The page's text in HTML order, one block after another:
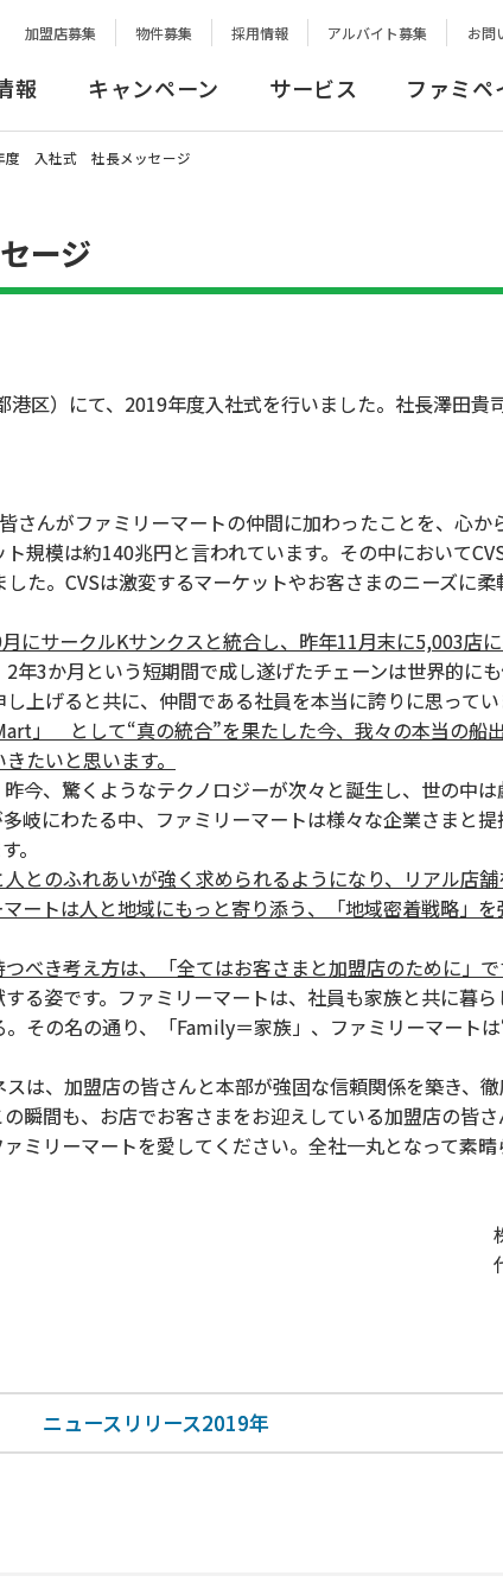
加盟店募集 物件募集 採用情報 アルバイト募集 お問
報 キャンペーン サービス ファミペ
度 入社式 社長メッセージ
ージ
区）にて、2019年度入社式を行いました。社長澤田貴
んがファミリーマートの仲間に加わったことを、心か
規模は約140兆円と言われています。その中において
た。CVSは激変するマーケットやお客さまのニーズに
にサークルKサンクスと統合し、昨年11月末に5,003店
年3か月という短期間で成し遂げたチェーンは世界的に
上げると共に、仲間である社員を本当に誇りに思って
」 として“真の統合”を果たした今、我々の本当の船
たいと思います。
今、驚くようなテクノロジーが次々と誕生し、世の中は
岐にわたる中、ファミリーマートは様々な企業さまと
。
とのふれあいが強く求められるようになり、リアル店
ートは人と地域にもっと寄り添う、「地域密着戦略」
べき考え方は、「全てはお客さまと加盟店のために」で
る姿です。ファミリーマートは、社員も家族と共に暮
その名の通り、「Family＝家族」、ファミリーマート
は、加盟店の皆さんと本部が強固な信頼関係を築き、
瞬間も、お店でお客さまをお迎えしている加盟店の皆
ミリーマートを愛してください。全社一丸となって素
ニュースリリース2019年